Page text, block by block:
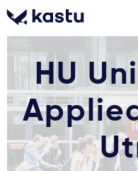
1
Pranešimai
Skambink
HU